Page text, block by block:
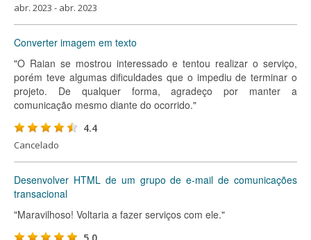
abr. 2023 - abr. 2023
Converter imagem em texto
"O Raian se mostrou interessado e tentou realizar o serviço,
porém teve algumas dificuldades que o impediu de terminar o
projeto. De qualquer forma, agradeço por manter a
comunicação mesmo diante do ocorrido."
4.4
Cancelado
Desenvolver HTML de um grupo de e-mail de comunicações
transacional
"Maravilhoso! Voltaria a fazer serviços com ele."